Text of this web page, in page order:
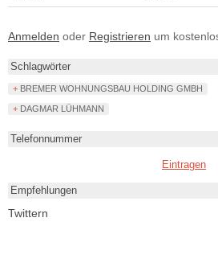
Anmelden oder Registrieren um
Schlagwörter
+ BREMER WOHNUNGSBAU HOLDING GMBH
+ DAGMAR LÜHMANN
Telefonnummer
Eintragen
Empfehlungen
Twittern